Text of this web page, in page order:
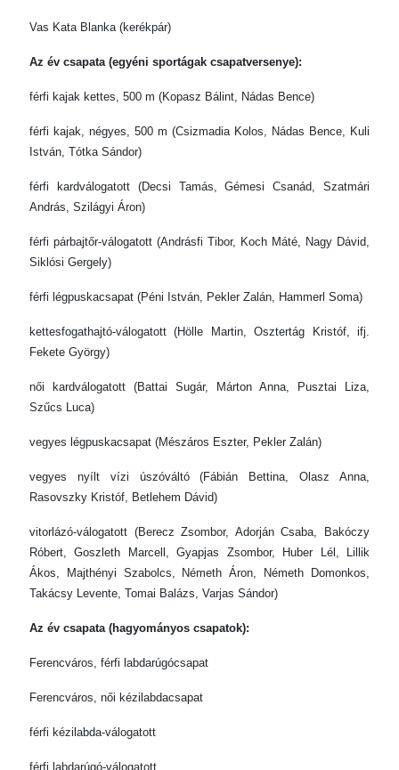
Vas Kata Blanka (kerékpár)
Az év csapata (egyéni sportágak csapatversenye):
férfi kajak kettes, 500 m (Kopasz Bálint, Nádas Bence)
férfi kajak, négyes, 500 m (Csizmadia Kolos, Nádas Bence, Kuli
István, Tótka Sándor)
férfi kardválogatott (Decsi Tamás, Gémesi Csanád, Szatmári
András, Szilágyi Áron)
férfi párbajtőr-válogatott (Andrásfi Tibor, Koch Máté, Nagy Dávid,
Siklósi Gergely)
férfi légpuskacsapat (Péni István, Pekler Zalán, Hammerl Soma)
kettesfogathajtó-válogatott (Hölle Martin, Osztertág Kristóf, ifj.
Fekete György)
női kardválogatott (Battai Sugár, Márton Anna, Pusztai Liza,
Szűcs Luca)
vegyes légpuskacsapat (Mészáros Eszter, Pekler Zalán)
vegyes nyílt vízi úszóváltó (Fábián Bettina, Olasz Anna,
Rasovszky Kristóf, Betlehem Dávid)
vitorlázó-válogatott (Berecz Zsombor, Adorján Csaba, Bakóczy
Róbert, Goszleth Marcell, Gyapjas Zsombor, Huber Lél, Lillik
Ákos, Majthényi Szabolcs, Németh Áron, Németh Domonkos,
Takácsy Levente, Tomai Balázs, Varjas Sándor)
Az év csapata (hagyományos csapatok):
Ferencváros, férfi labdarúgócsapat
Ferencváros, női kézilabdacsapat
férfi kézilabda-válogatott
férfi labdarúgó-válogatott